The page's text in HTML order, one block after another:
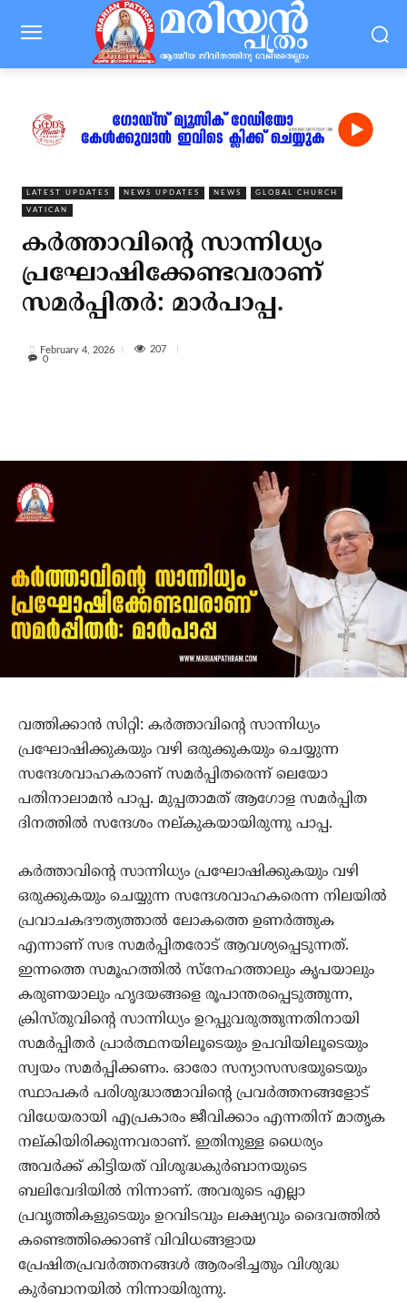
LATEST UPDATES NEWS UPDATES NEWS GLOBAL CHURCH
VATICAN
കര്‍ത്താവിന്റെ സാന്നിധ്യം
പ്രഘോഷിക്കേണ്ടവരാണ്
സമര്‍പ്പിതര്‍: മാര്‍പാപ്പ.
February 4, 2026
207
0
വത്തിക്കാന്‍ സിറ്റി: കര്‍ത്താവിന്റെ സാന്നിധ്യം
പ്രഘോഷിക്കുകയും വഴി ഒരുക്കുകയും ചെയ്യുന്ന
സന്ദേശവാഹകരാണ് സമര്‍പ്പിതരെന്ന് ലെയോ
പതിനാലാമന്‍ പാപ്പ. മുപ്പതാമത് ആഗോള സമര്‍പ്പിത
ദിനത്തില്‍ സന്ദേശം നല്കുകയായിരുന്നു പാപ്പ.
കര്‍ത്താവിന്റെ സാന്നിധ്യം പ്രഘോഷിക്കുകയും വഴി
ഒരുക്കുകയും ചെയ്യുന്ന സന്ദേശവാഹകരെന്ന നിലയില്‍
പ്രവാചകദൗത്യത്താല്‍ ലോകത്തെ ഉണര്‍ത്തുക
എന്നാണ് സഭ സമര്‍പ്പിതരോട് ആവശ്യപ്പെടുന്നത്.
ഇന്നത്തെ സമൂഹത്തില്‍ സ്‌നേഹത്താലും കൃപയാലും
കരുണയാലും ഹൃദയങ്ങളെ രൂപാന്തരപ്പെടുത്തുന്ന,
ക്രിസ്തുവിന്റെ സാന്നിധ്യം ഉറപ്പുവരുത്തുന്നതിനായി
സമര്‍പ്പിതര്‍ പ്രാര്‍ത്ഥനയിലൂടെയും ഉപവിയിലൂടെയും
സ്വയം സമര്‍പ്പിക്കണം. ഓരോ സന്യാസസഭയുടെയും
സ്ഥാപകര്‍ പരിശുദ്ധാത്മാവിന്റെ പ്രവര്‍ത്തനങ്ങളോട്
വിധേയരായി എപ്രകാരം ജീവിക്കാം എന്നതിന് മാതൃക
നല്കിയിരിക്കുന്നവരാണ്. ഇതിനുള്ള ധൈര്യം
അവര്‍ക്ക് കിട്ടിയത് വിശുദ്ധകുര്‍ബാനയുടെ
ബലിവേദിയില്‍ നിന്നാണ്. അവരുടെ എല്ലാ
പ്രവൃത്തികളുടെയും ഉറവിടവും ലക്ഷ്യവും ദൈവത്തില്‍
കണ്ടെത്തിക്കൊണ്ട് വിവിധങ്ങളായ
പ്രേഷിതപ്രവര്‍ത്തനങ്ങള്‍ ആരംഭിച്ചതും വിശുദ്ധ
കുര്‍ബാനയില്‍ നിന്നായിരുന്നു.